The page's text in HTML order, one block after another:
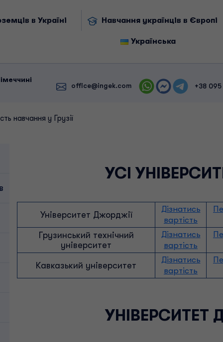
в Україні Навчання українців в Європі
Українська
office@ingek.com +38
навчання у Грузії
УСІ
Університет Джорджії
Дізнатись
вартість
Грузинський технічний
університет
Дізнатись
вартість
Кавказький університет
Дізнатись
вартість
УНІВЕРСИТЕТ